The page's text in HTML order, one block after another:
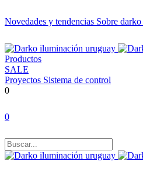
Novedades y tendencias Sobre darko
Productos
SALE
Proyectos Sistema de control
0
0